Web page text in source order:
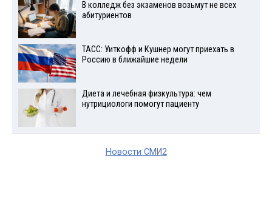
В колледж без экзаменов возьмут не всех
абитуриентов
ТАСС: Уиткофф и Кушнер могут приехать в
Россию в ближайшие недели
Диета и лечебная физкультура: чем
нутрициологи помогут пациенту
Новости СМИ2